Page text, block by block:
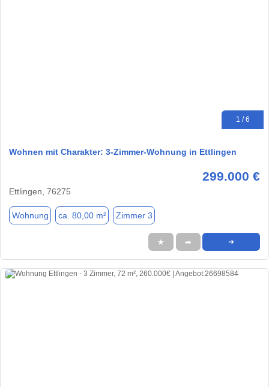
1 / 6
Wohnen mit Charakter: 3-Zimmer-Wohnung in Ettlingen
299.000 €
Ettlingen, 76275
Wohnung ca. 80,00 m² Zimmer 3
★ ➦ ➜